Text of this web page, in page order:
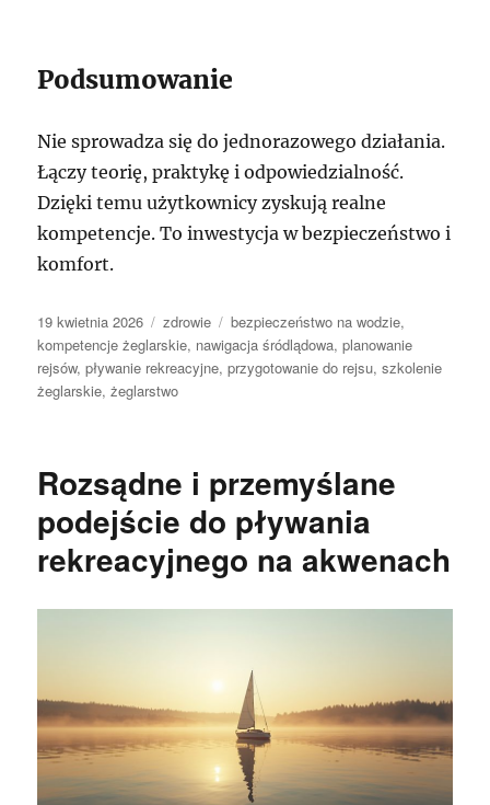
Podsumowanie
Nie sprowadza się do jednorazowego działania.
Łączy teorię, praktykę i odpowiedzialność.
Dzięki temu użytkownicy zyskują realne
kompetencje. To inwestycja w bezpieczeństwo i
komfort.
Data
publikacji
19 kwietnia 2026 Kategorie
zdrowie Tagi
bezpieczeństwo na wodzie,
kompetencje żeglarskie, nawigacja śródlądowa,planowanie
rejsów,pływanie rekreacyjne,przygotowanie do rejsu,szkolenie
żeglarskie,żeglarstwo
Rozsądne i przemyślane
podejście do pływania
rekreacyjnego na akwenach